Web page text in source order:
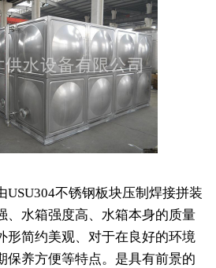
USU304不锈钢板块压制焊接拼装
、水箱强度高、水箱本身的质量
形简约美观、对于在良好的环境
保养方便等特点。是具有前景的